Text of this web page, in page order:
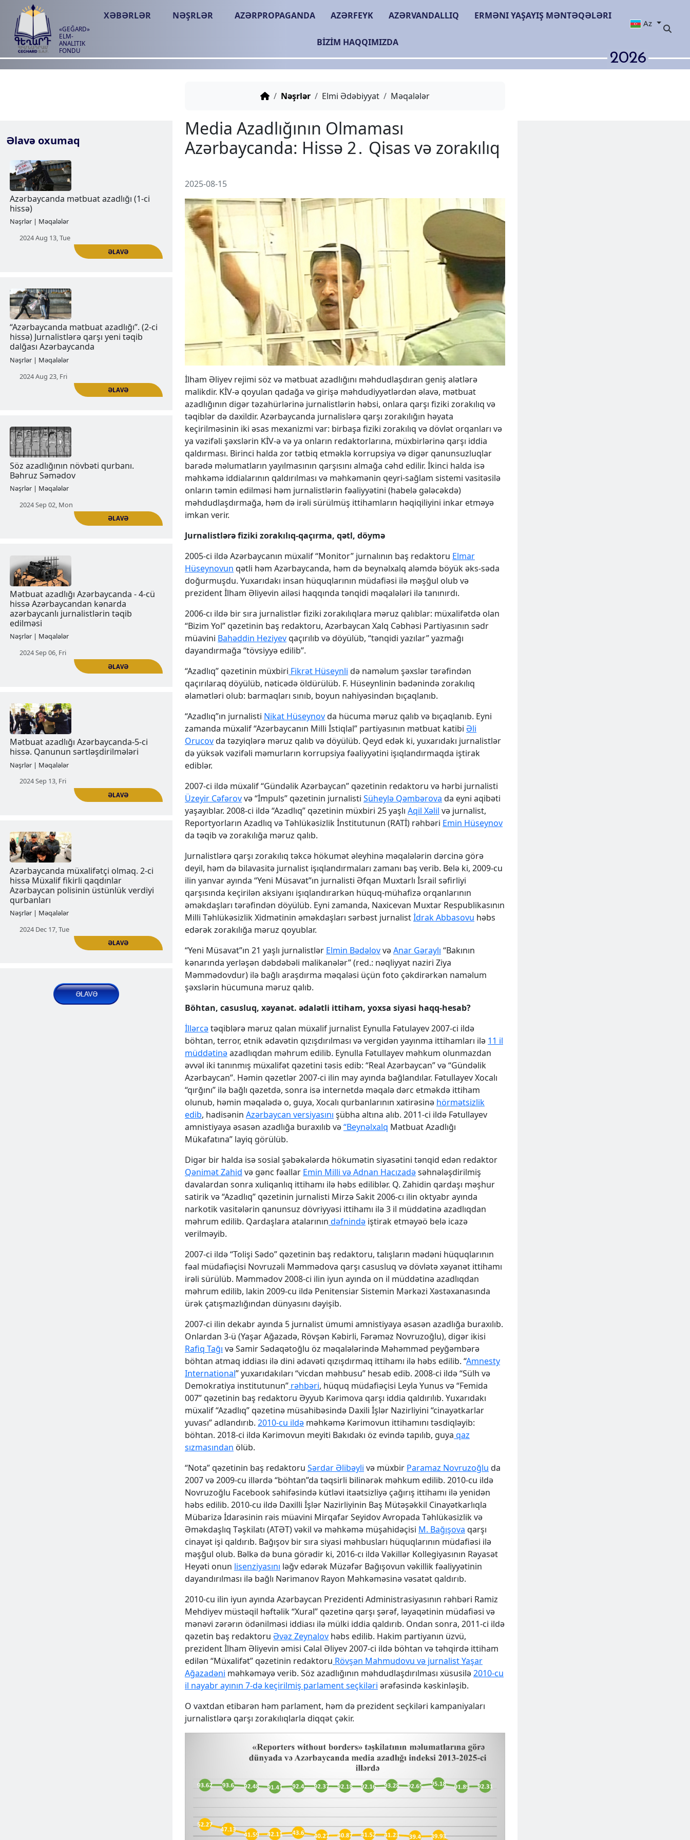
«GEĞARD»
ELM-
ANALITIK
FONDU
XƏBƏRLƏR NƏŞRLƏR AZƏRPROPAGANDA AZƏRFEYK AZƏRVANDALLIQ ERMƏNI YAŞAYIŞ MƏNTƏQƏLƏRI
BIZIM HAQQIMIZDA
Az
2026
Əlavə oxumaq
Azərbaycanda mətbuat azadlığı (1-ci
2024 Aug 13, Tue
“Azərbaycanda mətbuat azadlığı”. (2-ci
dalğası Azərbaycanda
Nəşrlər | Məqalələr
2024 Aug 23, Fri
Söz azadlığının növbəti qurbanı.
Bəhruz Səmədov
Nəşrlər | Məqalələr
2024 Sep 02, Mon
Mətbuat azadlığı Azərbaycanda - 4-cü
hissə Azərbaycandan kənarda
azərbaycanlı jurnalistlərin təqib
edilməsi
Nəşrlər | Məqalələr
Mətbuat azadlığı Azərbaycanda-5-ci
hissə. Qanunun sərtləşdirilmələri
Azərbaycanda müxalifətçi olmaq. 2-ci
Azərbaycan polisinin üstünlük verdiyi
Nəşrlər Elmi Ədəbiyyat Məqalələr
Media Azadlığının Olmaması
2025-08-15
İlham Əliyev rejimi söz və mətbuat azadlığını məhdudlaşdıran geniş alətlərə
malikdir. KİV-ə qoyulan qadağa və girişə məhdudiyyətlərdən əlavə, mətbuat
azadlığının digər təzahürlərinə jurnalistlərin həbsi, onlara qarşı fiziki zorakılıq və
təqiblər də daxildir. Azərbaycanda jurnalislərə qarşı zorakılığın həyata
keçirilməsinin iki əsas mexanizmi var: birbaşa fiziki zorakılıq və dövlət orqanları və
ya vəzifəli şəxslərin KİV-ə və ya onların redaktorlarına, müxbirlərinə qarşı iddia
qaldırması. Birinci halda zor tətbiq etməklə korrupsiya və digər qanunsuzluqlar
barədə məlumatların yayılmasının qarşısını almağa cəhd edilir. İkinci halda isə
məhkəmə iddialarının qaldırılması və məhkəmənin qeyri-sağlam sistemi vasitəsilə
onların təmin edilməsi həm jurnalistlərin fəaliyyətini (habelə gələcəkdə)
məhdudlaşdırmağa, həm də irəli sürülmüş ittihamların həqiqiliyini inkar etməyə
imkan verir.
Jurnalistlərə fiziki zorakılıq-qaçırma, qətl, döymə
2005-ci ildə Azərbaycanın müxalif “Monitor” jurnalının baş redaktoru Elmar
Hüseynovun qətli həm Azərbaycanda, həm də beynəlxalq aləmdə böyük əks-səda
doğurmuşdu. Yuxarıdakı insan hüquqlarının müdafiəsi ilə məşğul olub və
prezident İlham Əliyevin ailəsi haqqında tənqidi məqalələri ilə tanınırdı.
2006-cı ildə bir sıra jurnalistlər fiziki zorakılıqlara məruz qalıblar: müxalifətdə olan
“Bizim Yol” qəzetinin baş redaktoru, Azərbaycan Xalq Cəbhəsi Partiyasının sədr
müavini Bahəddin Heziyevqaçırılıb və döyülüb, “tənqidi yazılar” yazmağı
dayandırmağa “tövsiyyə edilib”.
“Azadlıq” qəzetinin müxbiri Fikrət Hüseynli də naməlum şəxslər tərəfindən
qaçırılaraq döyülüb, nəticədə öldürülüb. F. Hüseynlinin bədənində zorakılıq
əlamətləri olub: barmaqları sınıb, boyun nahiyəsindən bıçaqlanıb.
“Azadlıq”ın jurnalisti Nikat Hüseynovda hücuma məruz qalıb və bıçaqlanıb. Eyni
zamanda müxalif “Azərbaycanın Milli İstiqlal” partiyasının mətbuat katibi Əli
Orucovda təzyiqlərə məruz qalıb və döyülüb. Qeyd edək ki, yuxarıdakı jurnalistlər
də yüksək vəzifəli məmurların korrupsiya fəaliyyətini işıqlandırmaqda iştirak
ediblər.
2007-ci ildə müxalif “Gündəlik Azərbaycan” qəzetinin redaktoru və hərbi jurnalisti
Üzeyir Cəfərovvə “İmpuls” qəzetinin jurnalisti Süheylə Qəmbərova da eyni aqibəti
yaşayıblar. 2008-ci ildə “Azadlıq” qəzetinin müxbiri 25 yaşlı Aqil Xəlil və jurnalist,
Reportyorların Azadlıq və Təhlükəsizlik İnstitutunun (RATİ) rəhbəri Emin Hüseynov
da təqib və zorakılığa məruz qalıb.
Jurnalistlərə qarşı zorakılıq təkcə hökumət əleyhinə məqalələrin dərcinə görə
deyil, həm də bilavasitə jurnalist işıqlandırmaları zamanı baş verib. Belə ki, 2009-cu
ilin yanvar ayında “Yeni Müsavat”ın jurnalisti Əfqan Muxtarlı İsrail səfirliyi
qarşısında keçirilən aksiyanı işıqlandırarkən hüquq-mühafizə orqanlarının
əməkdaşları tərəfindən döyülüb. Eyni zamanda, Naxicevan Muxtar Respublikasının
Milli Təhlükəsizlik Xidmətinin əməkdaşları sərbəst jurnalistİdrak Abbasovu həbs
edərək zorakılığa məruz qoyublar.
“Yeni Müsavat”ın 21 yaşlı jurnalistlər Elmin BədəlovvəAnar Gəraylı “Bakının
kənarında yerləşən dəbdəbəli malikanələr” (red.: nəqliyyat naziri Ziya
Məmmədovdur) ilə bağlı araşdırma məqaləsi üçün foto çəkdirərkən naməlum
şəxslərin hücumuna məruz qalıb.
Böhtan, casusluq, xəyanət. ədalətli ittiham, yoxsa siyasi haqq-hesab?
İllərcətəqiblərə məruz qalan müxalif jurnalist Eynulla Fətulayev 2007-ci ildə
böhtan, terror, etnik ədavətin qızışdırılması və vergidən yayınma ittihamları ilə 11 il
müddətinəazadlıqdan məhrum edilib. Eynulla Fətullayev məhkum olunmazdan
əvvəl iki tanınmış müxalifət qəzetini təsis edib: “Real Azərbaycan” və “Gündəlik
Azərbaycan”. Həmin qəzetlər 2007-ci ilin may ayında bağlandılar. Fətullayev Xocalı
“qırğını” ilə bağlı qəzetdə, sonra isə internetdə məqalə dərc etməkdə ittiham
olunub, həmin məqalədə o, guya, Xocalı qurbanlarının xatirəsinə hörmətsizlik
edib, hadisənin Azərbaycan versiyasını şübha altına alıb. 2011-ci ildə Fətullayev
amnistiyaya əsasən azadlığa buraxılıb və“Beynəlxalq Mətbuat Azadlığı
Mükafatına” layiq görülüb.
Digər bir halda isə sosial şəbəkələrdə hökumətin siyasətini tənqid edən redaktor
Qənimət Zahid və gənc fəallar Emin Milli və Adnan Hacızadəsəhnələşdirilmiş
davalardan sonra xuliqanlıq ittihamı ilə həbs ediliblər. Q. Zahidin qardaşı məşhur
satirik və “Azadlıq” qəzetinin jurnalisti Mirzə Sakit 2006-cı ilin oktyabr ayında
narkotik vasitələrin qanunsuz dövriyyəsi ittihamı ilə 3 il müddətinə azadlıqdan
məhrum edilib. Qardaşlara atalarının dəfnində iştirak etməyəö belə icazə
verilməyib.
2007-ci ildə “Tolişi Sədo” qəzetinin baş redaktoru, talışların mədəni hüquqlarının
fəal müdafiəçisi Novruzəli Məmmədova qarşı casusluq və dövlətə xəyanət ittihamı
irəli sürülüb. Məmmədov 2008-ci ilin iyun ayında on il müddətinə azadlıqdan
məhrum edilib, lakin 2009-cu ildə Penitensiar Sistemin Mərkəzi Xəstəxanasında
ürək çatışmazlığından dünyasını dəyişib.
2007-ci ilin dekabr ayında 5 jurnalist ümumi amnistiyaya əsasən azadlığa buraxılıb.
Onlardan 3-ü (Yaşar Ağazadə, Rövşən Kəbirli, Fərəməz Novruzoğlu), digər ikisi
Rafiq Tağı və Samir Sədaqətoğlu öz məqalələrində Məhəmməd peyğəmbərə
böhtan atmaq iddiası ilə dini ədavəti qızışdırmaq ittihamı ilə həbs edilib. “Amnesty
International” yuxarıdakıları “vicdan məhbusu” hesab edib. 2008-ci ildə “Sülh və
Demokratiya institutunun” rəhbəri, hüquq müdafiəçisi Leyla Yunus və “Femida
007” qəzetinin baş redaktoru Əyyub Kərimova qarşı iddia qaldırılıb. Yuxarıdakı
müxalif “Azadlıq” qəzetinə müsahibəsində Daxili İşlər Nazirliyini “cinayətkarlar
yuvası” adlandırıb. 2010-cu ildə məhkəmə Kərimovun ittihamını təsdiqləyib:
böhtan. 2018-ci ildə Kərimovun meyiti Bakıdakı öz evində tapılıb, guya qaz
sızmasından ölüb.
“Nota” qəzetinin baş redaktoru Sərdar Əlibəyli və müxbir Paramaz Novruzoğlu da
2007 və 2009-cu illərdə “böhtan”da təqsirli bilinərək məhkum edilib. 2010-cu ildə
Novruzoğlu Facebook səhifəsində kütləvi itaətsizliyə çağırış ittihamı ilə yenidən
həbs edilib. 2010-cu ildə Daxilli İşlər Nazirliyinin Baş Mütəşəkkil Cinayətkarlıqla
Mübarizə İdarəsinin rəis müavini Mirqafar Seyidov Avropada Təhlükəsizlik və
Əməkdaşlıq Təşkilatı (ATƏT) vəkil və məhkəmə müşahidəçisi M. Bağışova qarşı
cinayət işi qaldırıb. Bağışov bir sıra siyasi məhbusları hüquqlarının müdafiəsi ilə
məşğul olub. Bəlkə də buna görədir ki, 2016-cı ildə Vəkillər Kollegiyasının Rəyasət
Heyəti onun lisenziyasını ləğv edərək Müzəfər Bağışovun vəkillik fəaliyyətinin
dayandırılması ilə bağlı Nərimanov Rayon Məhkəməsinə vəsatət qaldırıb.
2010-cu ilin iyun ayında Azərbaycan Prezidenti Administrasiyasının rəhbəri Ramiz
Mehdiyev müstəqil həftəlik “Xural” qəzetinə qarşı şərəf, ləyaqətinin müdafiəsi və
mənəvi zərərın ödənilməsi iddiası ilə mülki iddia qaldırıb. Ondan sonra, 2011-ci ildə
qəzetin baş redaktoru Əvəz Zeynalov həbs edilib. Hakim partiyanın üzvü,
prezident İlham Əliyevin əmisi Cəlal Əliyev 2007-ci ildə böhtan və təhqirdə ittiham
edilən “Müxalifət” qəzetinin redaktoru Rövşən Mahmudovu və jurnalist Yaşar
Ağazadəni məhkəməyə verib. Söz azadlığının məhdudlaşdırılması xüsusilə2010-cu
il nayabr ayının 7-də keçirilmiş parlament seçkiləri ərəfəsində kəskinləşib.
O vaxtdan etibarən həm parlament, həm də prezident seçkiləri kampaniyaları
jurnalistlərə qarşı zorakılıqlarla diqqət çəkir.